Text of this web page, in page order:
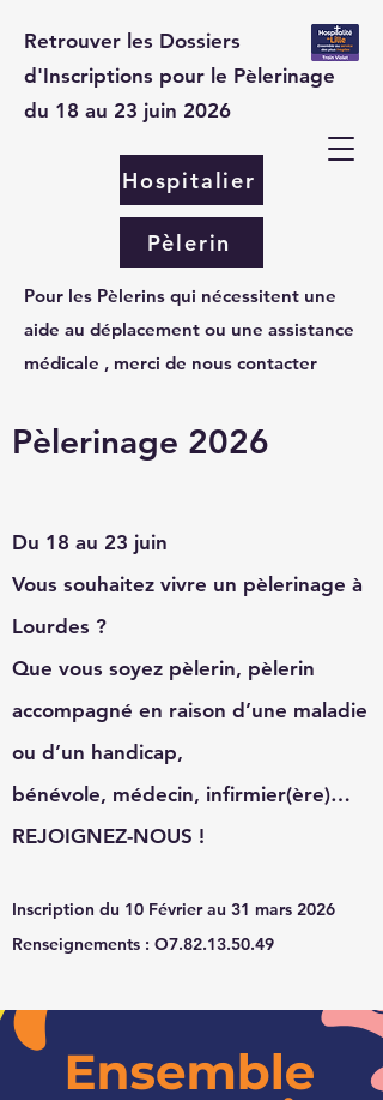
Retrouver les Dossiers
d'Inscriptions pour le Pèlerinage
du 18 au 23 juin 2026
Hospitalier
Pèlerin
Pour les Pèlerins qui nécessitent une
aide au déplacement ou une assistance
médicale , merci de nous contacter
Pèlerinage 2026
Du 18 au 23 juin
Vous souhaitez vivre un pèlerinage à
Lourdes ?
Que vous soyez pèlerin, pèlerin
accompagné en raison d’une maladie
ou d’un handicap,
bénévole, médecin, infirmier(ère)…
REJOIGNEZ-NOUS !
Inscription du 10 Février au 31 mars 2026
Renseignements : O7.82.13.50.49